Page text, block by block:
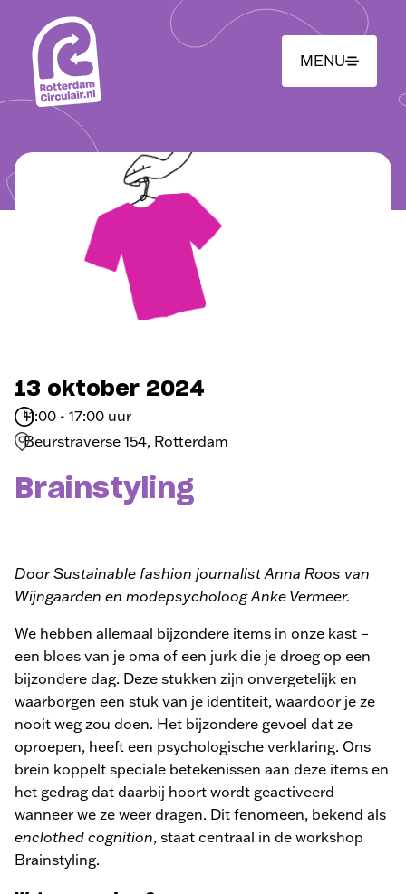
hoofdinhoud
MENU
13 oktober 2024
11:00 - 17:00 uur
Beurstraverse 154, Rotterdam
Brainstyling
Door Sustainable fashion journalist Anna Roos van
Wijngaarden en modepsycholoog Anke Vermeer.
We hebben allemaal bijzondere items in onze kast –
een bloes van je oma of een jurk die je droeg op een
bijzondere dag. Deze stukken zijn onvergetelijk en
waarborgen een stuk van je identiteit, waardoor je ze
nooit weg zou doen. Het bijzondere gevoel dat ze
oproepen, heeft een psychologische verklaring. Ons
brein koppelt speciale betekenissen aan deze items en
het gedrag dat daarbij hoort wordt geactiveerd
wanneer we ze weer dragen. Dit fenomeen, bekend als
enclothed cognition, staat centraal in de workshop
Brainstyling.